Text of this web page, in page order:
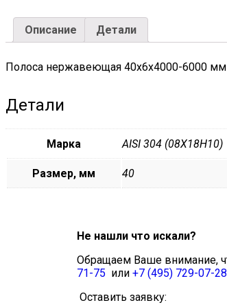
Описание Детали
Полоса нержавеющая 40х6х4000-6000 мм
Детали
Марка AISI 304 (08Х18Н10)
Размер, мм 40
Не нашли что искали?
Обращаем Ваше внимание,
71-75 или +7 (495) 729-07-28
Оставить заявку: